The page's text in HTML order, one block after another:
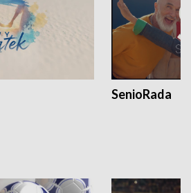
SenioRada